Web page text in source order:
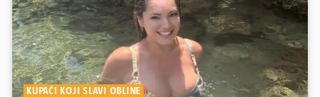
KUPAĆI KOJI SLAVI OBLINE